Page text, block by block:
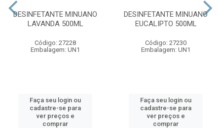
DESINFETANTE MINUANO
LAVANDA 500ML
Código: 27228
Embalagem: UN1
Faça seu login ou
cadastre-se para
ver preços e
comprar
DESINFETANTE MINUANO
EUCALIPTO 500ML
Código: 27230
Embalagem: UN1
Faça seu login ou
cadastre-se para
ver preços e
comprar